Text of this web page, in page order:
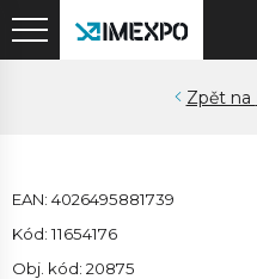
EAN: 4026495881739
Kód: 11654176
Obj. kód: 20875